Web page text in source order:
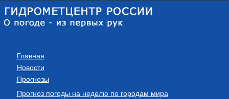
Главная
Новости
Прогнозы
Прогноз погоды на неделю по городам мира